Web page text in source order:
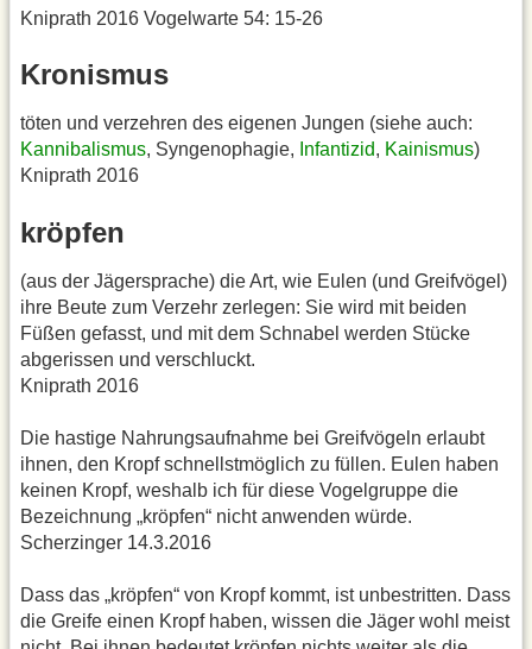
Kniprath 2016 Vogelwarte 54: 15-26
Kronismus
töten und verzehren des eigenen Jungen (siehe auch:
Kannibalismus, Syngenophagie, Infantizid, Kainismus)
Kniprath 2016
kröpfen
(aus der Jägersprache) die Art, wie Eulen (und Greifvögel)
ihre Beute zum Verzehr zerlegen: Sie wird mit beiden
Füßen gefasst, und mit dem Schnabel werden Stücke
abgerissen und verschluckt.
Kniprath 2016
Die hastige Nahrungsaufnahme bei Greifvögeln erlaubt
ihnen, den Kropf schnellstmöglich zu füllen. Eulen haben
keinen Kropf, weshalb ich für diese Vogelgruppe die
Bezeichnung „kröpfen“ nicht anwenden würde.
Scherzinger 14.3.2016
Dass das „kröpfen“ von Kropf kommt, ist unbestritten. Dass
die Greife einen Kropf haben, wissen die Jäger wohl meist